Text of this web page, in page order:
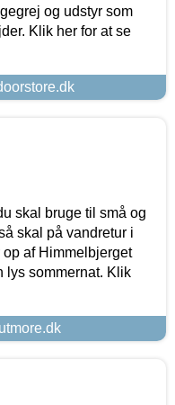
og udstyr som
Klik her for at se
skal bruge til små og
skal på vandretur i
op af Himmelbjerget
lys sommernat. Klik